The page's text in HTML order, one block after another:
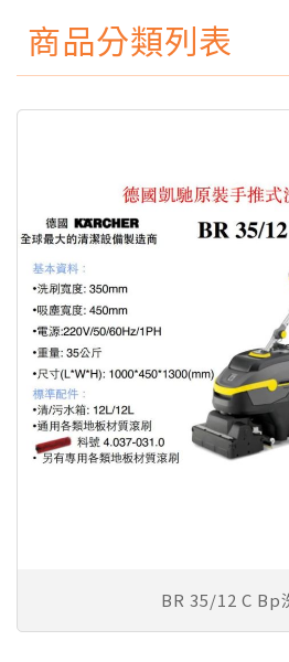
商品分類列表
BR 35/12 C Bp